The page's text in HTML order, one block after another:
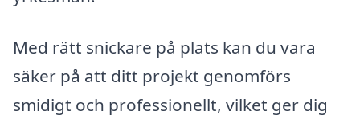
Med rätt snickare på plats kan du vara
säker på att ditt projekt genomförs
smidigt och professionellt, vilket ger dig